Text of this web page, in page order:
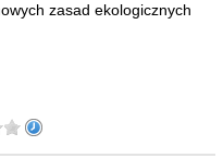
zasad ekologicznych